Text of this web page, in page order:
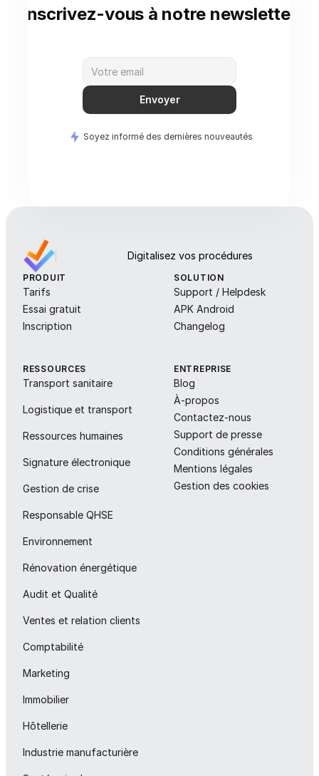
Inscrivez-vous à notre newsletter
Envoyer
Soyez informé des dernières nouveautés
Digitalisez vos procédures
PRODUIT
Tarifs
Essai gratuit
Inscription
SOLUTION
Support / Helpdesk
APK Android
Changelog
RESSOURCES
Transport sanitaire
Logistique et transport
Ressources humaines
Signature électronique
Gestion de crise
Responsable QHSE
Environnement
Rénovation énergétique
Audit et Qualité
Ventes et relation clients
Comptabilité
Marketing
Immobilier
Hôtellerie
Industrie manufacturière
ENTREPRISE
Blog
À-propos
Contactez-nous
Support de presse
Conditions générales
Mentions légales
Gestion des cookies